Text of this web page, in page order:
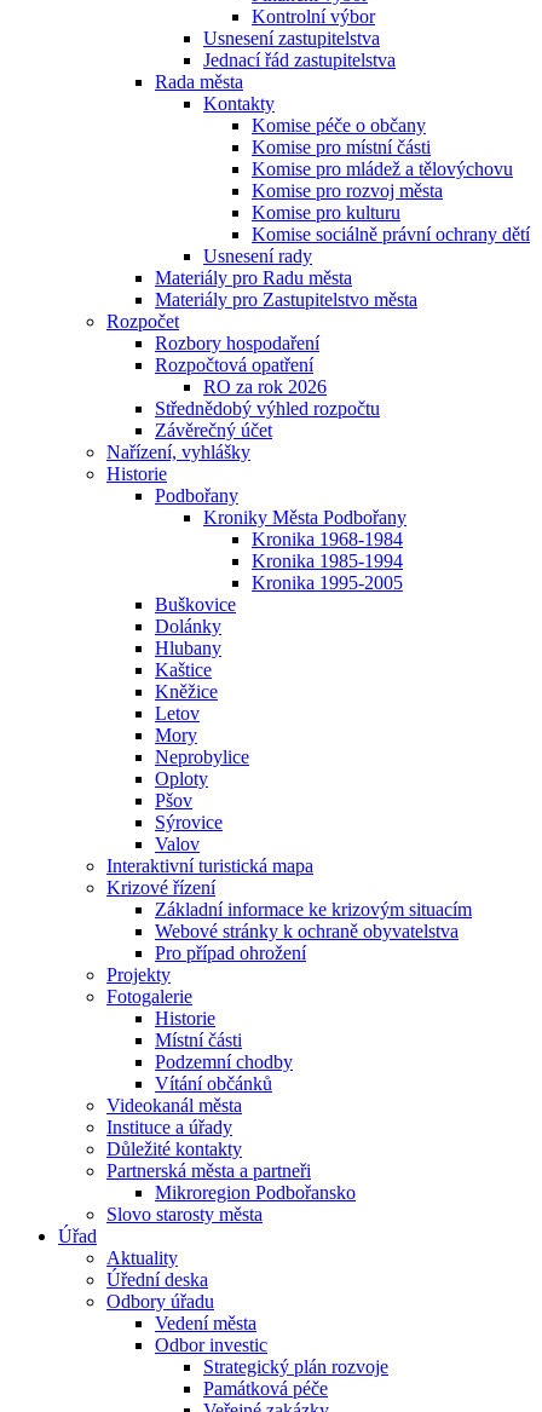
Kontrolní výbor
Usnesení zastupitelstva
Jednací řád zastupitelstva
Rada města
Kontakty
Komise péče o občany
Komise pro místní části
Komise pro mládež a tělovýchovu
Komise pro rozvoj města
Komise pro kulturu
Komise sociálně právní ochrany dětí
Usnesení rady
Materiály pro Radu města
Materiály pro Zastupitelstvo města
Rozpočet
Rozbory hospodaření
Rozpočtová opatření
RO za rok 2026
Střednědobý výhled rozpočtu
Závěrečný účet
Nařízení, vyhlášky
Historie
Podbořany
Kroniky Města Podbořany
Kronika 1968-1984
Kronika 1985-1994
Kronika 1995-2005
Buškovice
Dolánky
Hlubany
Kaštice
Kněžice
Letov
Mory
Neprobylice
Oploty
Pšov
Sýrovice
Valov
Interaktivní turistická mapa
Krizové řízení
Základní informace ke krizovým situacím
Webové stránky k ochraně obyvatelstva
Pro případ ohrožení
Projekty
Fotogalerie
Historie
Místní části
Podzemní chodby
Vítání občánků
Videokanál města
Instituce a úřady
Důležité kontakty
Partnerská města a partneři
Mikroregion Podbořansko
Slovo starosty města
Úřad
Aktuality
Úřední deska
Odbory úřadu
Vedení města
Odbor investic
Strategický plán rozvoje
Památková péče